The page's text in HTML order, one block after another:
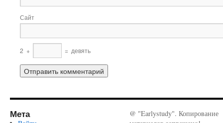
Сайт
2 + = девять
Мета
@ "Earlystudy". Копирование